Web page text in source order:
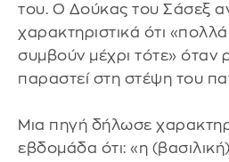
του. Ο Δούκας του Σάσεξ
χαρακτηριστικά ότι
συμβούν μέχρι τότε» όταν
παραστεί στη στέψη του
Μια πηγή δήλωσε
εβδομάδα ότι: «η